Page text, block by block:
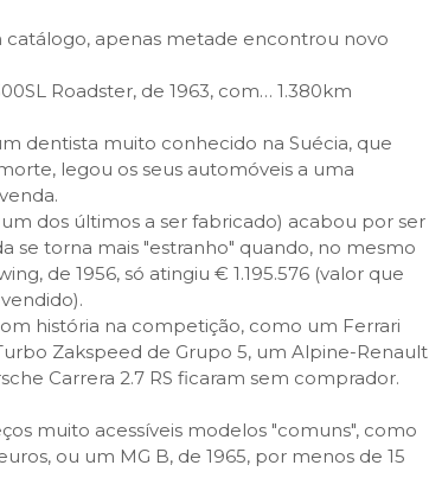
apenas metade encontrou novo
Roadster, de 1963, com… 1.380km
dentista muito conhecido na Suécia, que
legou os seus automóveis a uma
dos últimos a ser fabricado) acabou por ser
se torna mais "estranho" quando, no mesmo
de 1956, só atingiu € 1.195.576 (valor que
história na competição, como um Ferrari
Zakspeed de Grupo 5, um Alpine-Renault
Carrera 2.7 RS ficaram sem comprador.
muito acessíveis modelos "comuns", como
ou um MG B, de 1965, por menos de 15